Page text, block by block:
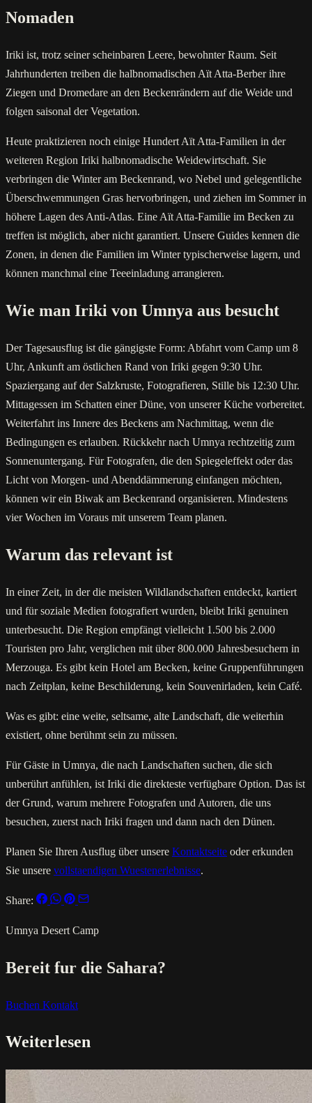
Nomaden
Iriki ist, trotz seiner scheinbaren Leere, bewohnter Raum. Seit
Jahrhunderten treiben die halbnomadischen Aït Atta-Berber ihre
Ziegen und Dromedare an den Beckenrändern auf die Weide und
folgen saisonal der Vegetation.
Heute praktizieren noch einige Hundert Aït Atta-Familien in der
weiteren Region Iriki halbnomadische Weidewirtschaft. Sie
verbringen die Winter am Beckenrand, wo Nebel und gelegentliche
Überschwemmungen Gras hervorbringen, und ziehen im Sommer in
höhere Lagen des Anti-Atlas. Eine Aït Atta-Familie im Becken zu
treffen ist möglich, aber nicht garantiert. Unsere Guides kennen die
Zonen, in denen die Familien im Winter typischerweise lagern, und
können manchmal eine Teeeinladung arrangieren.
Wie man Iriki von Umnya aus besucht
Der Tagesausflug ist die gängigste Form: Abfahrt vom Camp um 8
Uhr, Ankunft am östlichen Rand von Iriki gegen 9:30 Uhr.
Spaziergang auf der Salzkruste, Fotografieren, Stille bis 12:30 Uhr.
Mittagessen im Schatten einer Düne, von unserer Küche vorbereitet.
Weiterfahrt ins Innere des Beckens am Nachmittag, wenn die
Bedingungen es erlauben. Rückkehr nach Umnya rechtzeitig zum
Sonnenuntergang. Für Fotografen, die den Spiegeleffekt oder das
Licht von Morgen- und Abenddämmerung einfangen möchten,
können wir ein Biwak am Beckenrand organisieren. Mindestens
vier Wochen im Voraus mit unserem Team planen.
Warum das relevant ist
In einer Zeit, in der die meisten Wildlandschaften entdeckt, kartiert
und für soziale Medien fotografiert wurden, bleibt Iriki genuinen
unterbesucht. Die Region empfängt vielleicht 1.500 bis 2.000
Touristen pro Jahr, verglichen mit über 800.000 Jahresbesuchern in
Merzouga. Es gibt kein Hotel am Becken, keine Gruppenführungen
nach Zeitplan, keine Beschilderung, kein Souvenirladen, kein Café.
Was es gibt: eine weite, seltsame, alte Landschaft, die weiterhin
existiert, ohne berühmt sein zu müssen.
Für Gäste in Umnya, die nach Landschaften suchen, die sich
unberührt anfühlen, ist Iriki die direkteste verfügbare Option. Das ist
der Grund, warum mehrere Fotografen und Autoren, die uns
besuchen, zuerst nach Iriki fragen und dann nach den Dünen.
Planen Sie Ihren Ausflug über unsere Kontaktseite oder erkunden
Sie unsere vollstaendigen Wuestenerlebnisse.
Share:
Umnya Desert Camp
Bereit fur die Sahara?
Buchen Kontakt
Weiterlesen